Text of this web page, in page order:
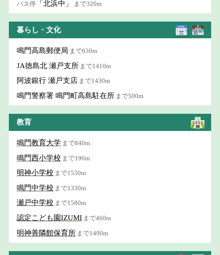
バス停 「北浜中」 まで320m
暮らし・文化
鳴門高島郵便局 まで630m
JA徳島北 瀬戸支所 まで1410m
阿波銀行 瀬戸支店 まで1430m
鳴門警察署 鳴門町高島駐在所 まで500m
教育
鳴門教育大学 まで840m
鳴門西小学校 まで190m
明神小学校 まで1530m
鳴門中学校 まで1330m
瀬戸中学校 まで1580m
認定こども園IZUMI まで460m
明神善隣館保育所 まで1490m